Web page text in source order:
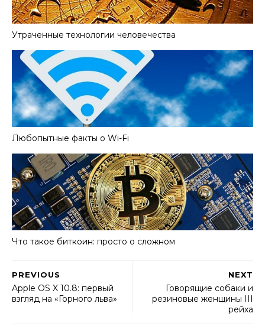
Утраченные технологии человечества
Любопытные факты о Wi-Fi
Что такое биткоин: просто о сложном
NEXT
Говорящие собаки и
резиновые женщины III
рейха
PREVIOUS
Apple OS X 10.8: первый
взгляд на «Горного льва»